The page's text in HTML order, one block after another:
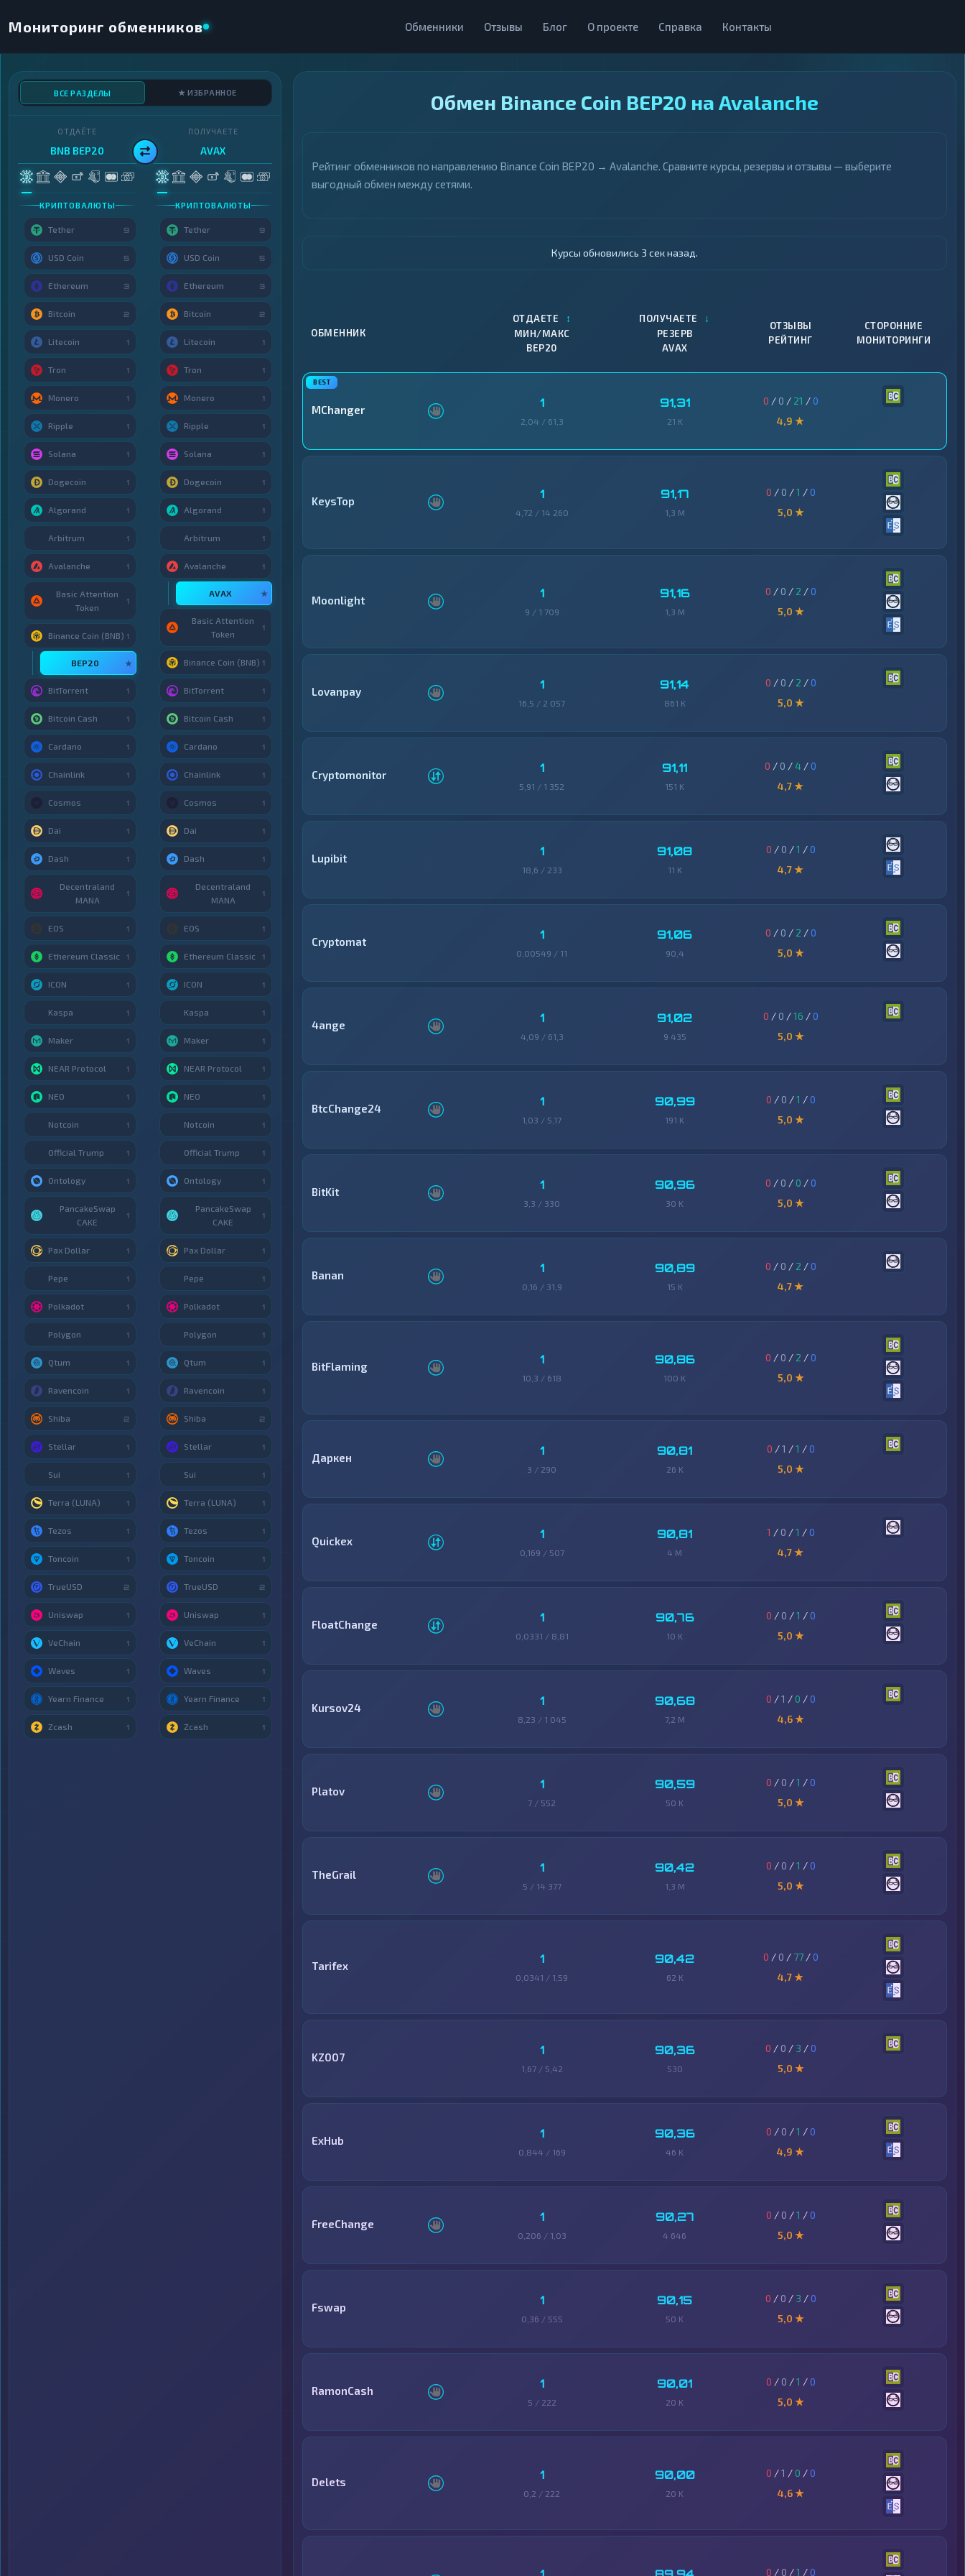
Мониторинг обменников Обменники Отзывы Блог О проекте Справка Контакты
Обмен Binance Coin BEP20 на Avalanche
Рейтинг обменников по направлению Binance Coin BEP20 → Avalanche. Сравните курсы, резервы и отзывы — выберите
выгодный обмен между сетями.
Курсы обновились 4 сек назад.
ОБМЕННИК
ОТДАЕТЕ ↕
МИН/МАКС
BEP20
ПОЛУЧАЕТЕ ↓
РЕЗЕРВ
AVAX
ОТЗЫВЫ
РЕЙТИНГ
СТОРОННИЕ
МОНИТОРИНГИ
MChanger 1
2,04 / 61,3
91,31
21 K
0 / 0 / 21 /0
4,9 ★
KeysTop 1
4,72 / 14 260
91,17
1,3 M
0 / 0 /1 /0
5,0 ★
Moonlight 1
9 / 1 709
91,16
1,3 M
0 / 0 / 2 /0
5,0 ★
Lovanpay 1
16,5 / 2 057
91,14
861 K
0 / 0 / 2 /0
5,0 ★
Cryptomonitor 1
5,91 / 1 352
91,11
151 K
0 / 0 / 4 /0
4,7 ★
Lupibit 1
18,6 / 233
91,08
11 K
0 / 0 /1 /0
4,7 ★
Cryptomat 1
0,00549 / 11
91,06
90,4
0 / 0 / 2 /0
5,0 ★
4ange 1
4,09 / 61,3
91,02
9 435
0 / 0 /16 /0
5,0 ★
BtcChange24 1
1,03 / 5,17
90,99
191 K
0 / 0 /1 /0
5,0 ★
BitKit 1
3,3 / 330
90,96
30 K
0 / 0 / 0 /0
5,0 ★
Banan 1
0,16 / 31,9
90,89
15 K
0 / 0 / 2 /0
4,7 ★
BitFlaming 1
10,3 / 618
90,86
100 K
0 / 0 / 2 /0
5,0 ★
Даркен 1
3 / 290
90,81
26 K
0 /1 /1 /0
5,0 ★
Quickex 1
0,169 / 507
90,81
4 M
1 / 0 /1 /0
4,7 ★
FloatChange 1
0,0331 / 8,81
90,76
10 K
0 / 0 /1 /0
5,0 ★
Kursov24 1
8,23 / 1 045
90,68
7,2 M
0 /1 / 0 /0
4,6 ★
Platov 1
7 / 552
90,59
50 K
0 / 0 /1 /0
5,0 ★
TheGrail 1
5 / 14 377
90,42
1,3 M
0 / 0 /1 /0
5,0 ★
Tarifex 1
0,0341 / 1,59
90,42
62 K
0 / 0 / 77/0
4,7 ★
KZ007 1
1,67 / 5,42
90,36
530
0 / 0 / 3 /0
5,0 ★
ExHub 1
0,844 / 169
90,36
46 K
0 / 0 /1 /0
4,9 ★
FreeChange 1
0,206 / 1,03
90,27
4 646
0 / 0 /1 /0
5,0 ★
Fswap 1
0,36 / 555
90,15
50 K
0 / 0 / 3 /0
5,0 ★
RamonCash 1
5 / 222
90,01
20 K
0 / 0 /1 /0
5,0 ★
Delets 1
0,2 / 222
90,00
20 K
0 /1 / 0 /0
4,6 ★
0 / 0 /1 /0
ВСЕ РАЗДЕЛЫ ★ ИЗБРАННОЕ
ОТДАЁТЕ
BNB BEP20
КРИПТОВАЛЮТЫ
Tether 9
USD Coin 5
Ethereum 3
Bitcoin 2
Litecoin 1
Tron 1
Monero 1
Ripple 1
Solana 1
Dogecoin 1
Algorand 1
Arbitrum 1
Avalanche 1
Basic Attention
Token
1
Binance Coin (BNB) 1
BEP20 ★
BitTorrent 1
Bitcoin Cash 1
Cardano 1
Chainlink 1
Cosmos 1
Dai 1
Dash 1
Decentraland
MANA
1
EOS 1
Ethereum Classic 1
ICON 1
Kaspa 1
Maker 1
NEAR Protocol 1
NEO 1
Notcoin 1
Official Trump 1
Ontology 1
PancakeSwap
CAKE
1
Pax Dollar 1
Pepe 1
Polkadot 1
Polygon 1
Qtum 1
Ravencoin 1
Shiba 2
Stellar 1
Sui 1
Terra (LUNA) 1
Tezos 1
Toncoin 1
TrueUSD 2
Uniswap 1
VeChain 1
Waves 1
Yearn Finance 1
Zcash 1
ПОЛУЧАЕТЕ
AVAX
КРИПТОВАЛЮТЫ
Tether 9
USD Coin 5
Ethereum 3
Bitcoin 2
Litecoin 1
Tron 1
Monero 1
Ripple 1
Solana 1
Dogecoin 1
Algorand 1
Arbitrum 1
Avalanche 1
AVAX ★
Basic Attention
Token
1
Binance Coin (BNB) 1
BitTorrent 1
Bitcoin Cash 1
Cardano 1
Chainlink 1
Cosmos 1
Dai 1
Dash 1
Decentraland
MANA
1
EOS 1
Ethereum Classic 1
ICON 1
Kaspa 1
Maker 1
NEAR Protocol 1
NEO 1
Notcoin 1
Official Trump 1
Ontology 1
PancakeSwap
CAKE
1
Pax Dollar 1
Pepe 1
Polkadot 1
Polygon 1
Qtum 1
Ravencoin 1
Shiba 2
Stellar 1
Sui 1
Terra (LUNA) 1
Tezos 1
Toncoin 1
TrueUSD 2
Uniswap 1
VeChain 1
Waves 1
Yearn Finance 1
Zcash 1